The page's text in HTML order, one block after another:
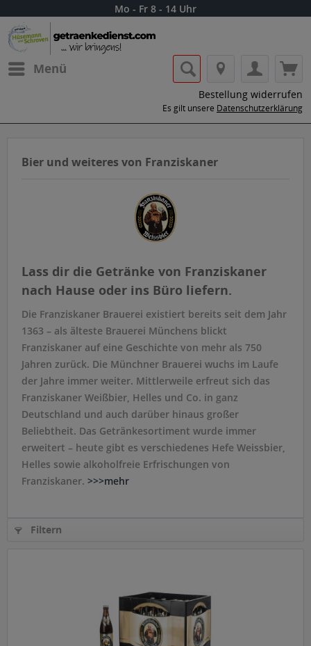
Mo - Fr 8 - 14 Uhr
Menü
Bestellung widerrufen
Es gilt unsere Datenschutzerklärung
Bier und weiteres von Franziskaner
Lass dir die Getränke von Franziskaner
nach Hause oder ins Büro liefern.
Die Franziskaner Brauerei existiert bereits seit dem Jahr
1363 – als älteste Brauerei Münchens blickt
Franziskaner auf eine Geschichte von mehr als 750
Jahren zurück. Die Münchner Brauerei wuchs im Laufe
der Jahre immer weiter. Mittlerweile erfreut sich das
Franziskaner Weißbier, Helles und Co. in ganz
Deutschland und auch darüber hinaus großer
Beliebtheit. Das Getränkesortiment wurde immer
erweitert – heute gibt es verschiedenes Hefe Weissbier,
Helles sowie alkoholfreie Erfrischungen von
Franziskaner. >>>mehr
Filtern